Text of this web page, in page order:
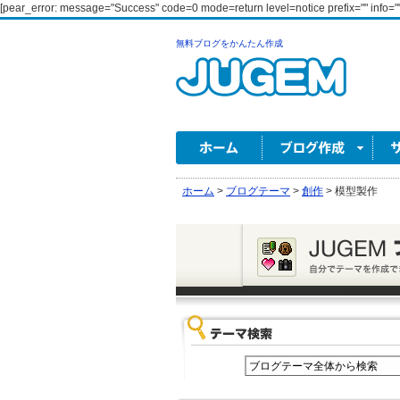
[pear_error: message="Success" code=0 mode=return level=notice prefix=""
無料ブログをかんたん作成
ホーム > ブログテーマ > 創作 > 模型製作